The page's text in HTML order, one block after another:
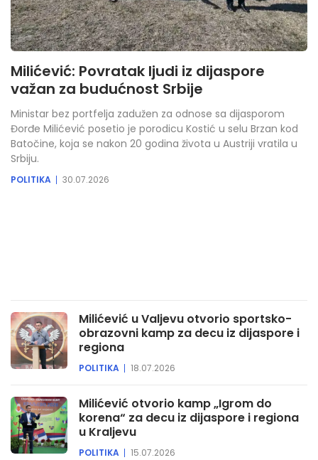
Milićević: Povratak ljudi iz dijaspore
važan za budućnost Srbije
Ministar bez portfelja zadužen za odnose sa dijasporom
Đorđe Milićević posetio je porodicu Kostić u selu Brzan kod
Batočine, koja se nakon 20 godina života u Austriji vratila u
Srbiju.
POLITIKA 30.07.2026
Milićević u Valjevu otvorio sportsko-
obrazovni kamp za decu iz dijaspore i
regiona
POLITIKA 18.07.2026
Milićević otvorio kamp „Igrom do
korena“ za decu iz dijaspore i regiona
u Kraljevu
POLITIKA 15.07.2026